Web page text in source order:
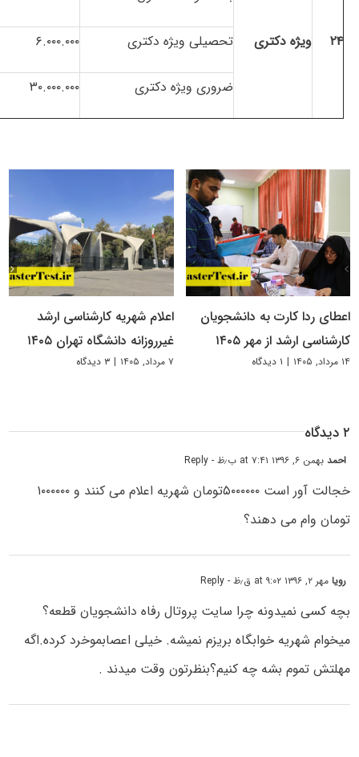
۲۴ ویژه دکتری تحصیلی ویژه دکتری ۶.۰۰۰.۰۰۰
ضروری ویژه دکتری ۳۰.۰۰۰.۰۰۰
اعطای ردا کارت به دانشجویان
کارشناسی ارشد از مهر ۱۴۰۵
۱۴ مرداد, ۱۴۰۵ | ۱ دیدگاه
اعلام شهریه کارشناسی ارشد
غیرروزانه دانشگاه تهران ۱۴۰۵
۷ مرداد, ۱۴۰۵ | ۳ دیدگاه
۲ دیدگاه
احمدبهمن ۶, ۱۳۹۶ at ۷:۴۱ ب٫ظ - Reply
خجالت آور است ۵۰۰۰۰۰۰تومان شهریه اعلام می کنند و ۱۰۰۰۰۰۰
تومان وام می دهند؟
رویامهر ۲, ۱۳۹۶ at ۹:۰۲ ق٫ظ - Reply
بچه کسی نمیدونه چرا سایت پروتال رفاه دانشجویان قطعه؟
میخوام شهریه خوابگاه بریزم نمیشه. خیلی اعصابموخرد کرده.اگه
مهلتش تموم بشه چه کنیم؟بنظرتون وقت میدند .